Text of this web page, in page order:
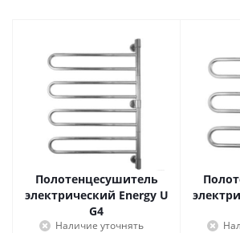
Полотенцесушитель
электрический Energy U
G4
Наличие уточнять